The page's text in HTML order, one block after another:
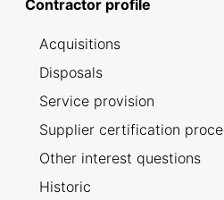
Contractor profile
Acquisitions
Disposals
Service provision
Supplier certification
Other interest questions
Historic